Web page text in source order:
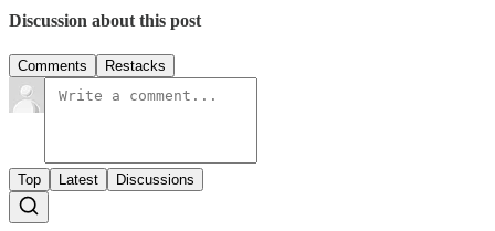
Discussion about this post
Comments Restacks
Top Latest Discussions